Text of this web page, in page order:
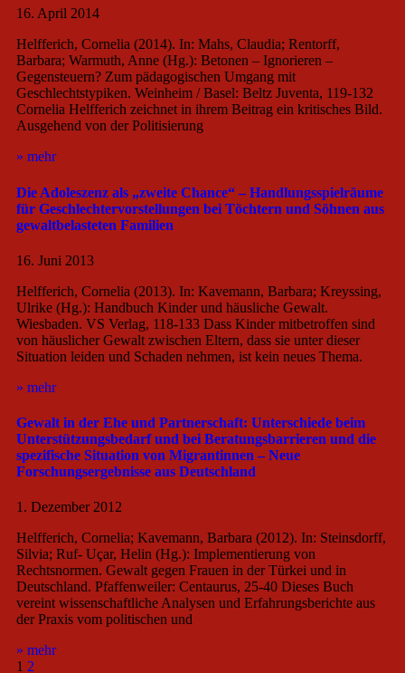
16. April 2014
Helfferich, Cornelia (2014). In: Mahs, Claudia; Rentorff,
Barbara; Warmuth, Anne (Hg.): Betonen – Ignorieren –
Gegensteuern? Zum pädagogischen Umgang mit
Geschlechtstypiken. Weinheim / Basel: Beltz Juventa, 119-132
Cornelia Helfferich zeichnet in ihrem Beitrag ein kritisches Bild.
Ausgehend von der Politisierung
» mehr
Die Adoleszenz als „zweite Chance“ – Handlungsspielräume
für Geschlechtervorstellungen bei Töchtern und Söhnen aus
gewaltbelasteten Familien
16. Juni 2013
Helfferich, Cornelia (2013). In: Kavemann, Barbara; Kreyssing,
Ulrike (Hg.): Handbuch Kinder und häusliche Gewalt.
Wiesbaden. VS Verlag, 118-133 Dass Kinder mitbetroffen sind
von häuslicher Gewalt zwischen Eltern, dass sie unter dieser
Situation leiden und Schaden nehmen, ist kein neues Thema.
» mehr
Gewalt in der Ehe und Partnerschaft: Unterschiede beim
Unterstützungsbedarf und bei Beratungsbarrieren und die
spezifische Situation von Migrantinnen – Neue
Forschungsergebnisse aus Deutschland
1. Dezember 2012
Helfferich, Cornelia; Kavemann, Barbara (2012). In: Steinsdorff,
Silvia; Ruf- Uçar, Helin (Hg.): Implementierung von
Rechtsnormen. Gewalt gegen Frauen in der Türkei und in
Deutschland. Pfaffenweiler: Centaurus, 25-40 Dieses Buch
vereint wissenschaftliche Analysen und Erfahrungsberichte aus
der Praxis vom politischen und
» mehr
1 2